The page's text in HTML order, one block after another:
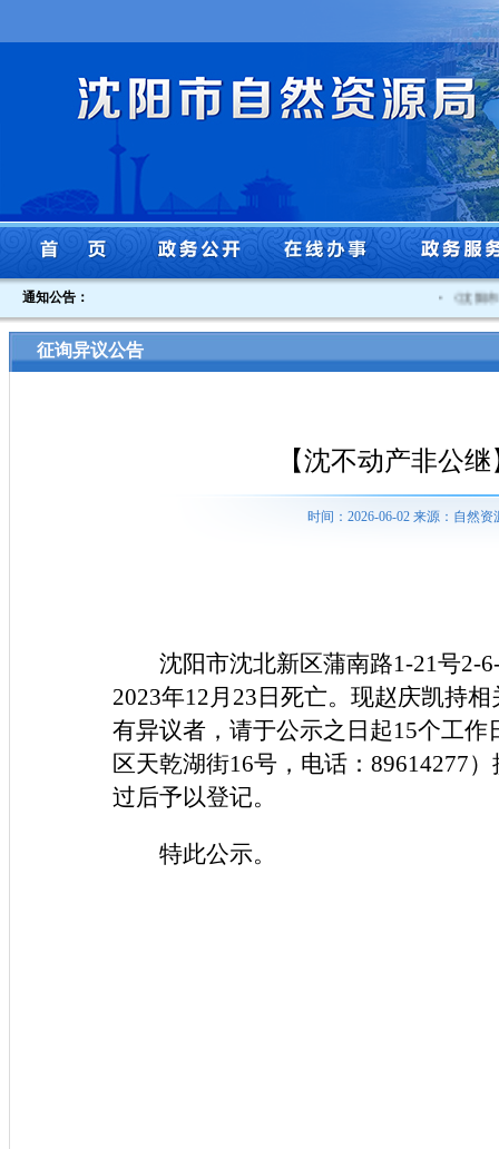
通知公告： 《沈阳市
征询异议公告
【沈不动产非公
时间：2026-06-02 来源：自然
沈阳市沈北新区蒲南路1-21号2-
2023年12月23日死亡。现赵庆凯持
有异议者，请于公示之日起15个工
区天乾湖街16号，电话：89614277
过后予以登记。
特此公示。